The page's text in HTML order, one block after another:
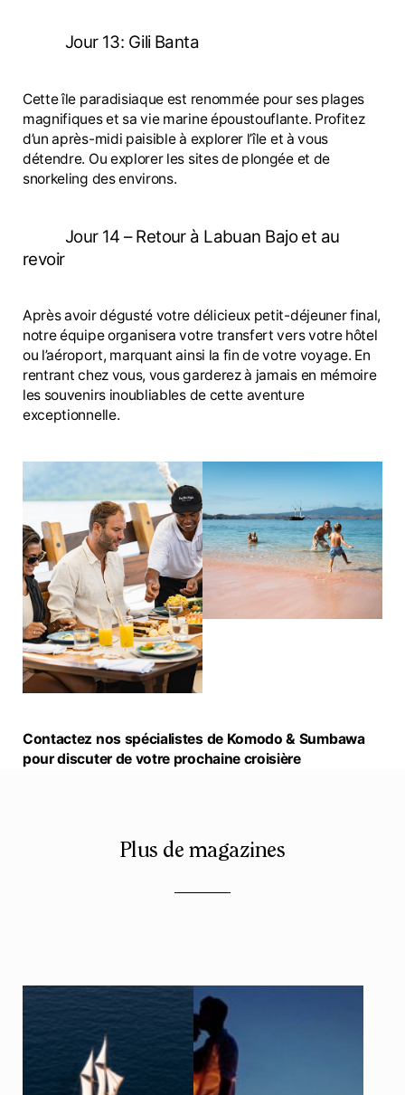
Jour 13: Gili Banta
Cette île paradisiaque est renommée pour ses plages
magnifiques et sa vie marine époustouflante. Profitez
d’un après-midi paisible à explorer l’île et à vous
détendre. Ou explorer les sites de plongée et de
snorkeling des environs.
Jour 14 – Retour à Labuan Bajo et au
revoir
Après avoir dégusté votre délicieux petit-déjeuner final,
notre équipe organisera votre transfert vers votre hôtel
ou l’aéroport, marquant ainsi la fin de votre voyage. En
rentrant chez vous, vous garderez à jamais en mémoire
les souvenirs inoubliables de cette aventure
exceptionnelle.
Contactez nos spécialistes de Komodo & Sumbawa
pour discuter de votre prochaine croisière
Plus de magazines